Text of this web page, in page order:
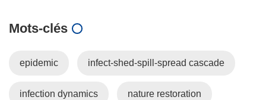
Mots‑clés
epidemic infect-shed-spill-spread cascade
infection dynamics nature restoration